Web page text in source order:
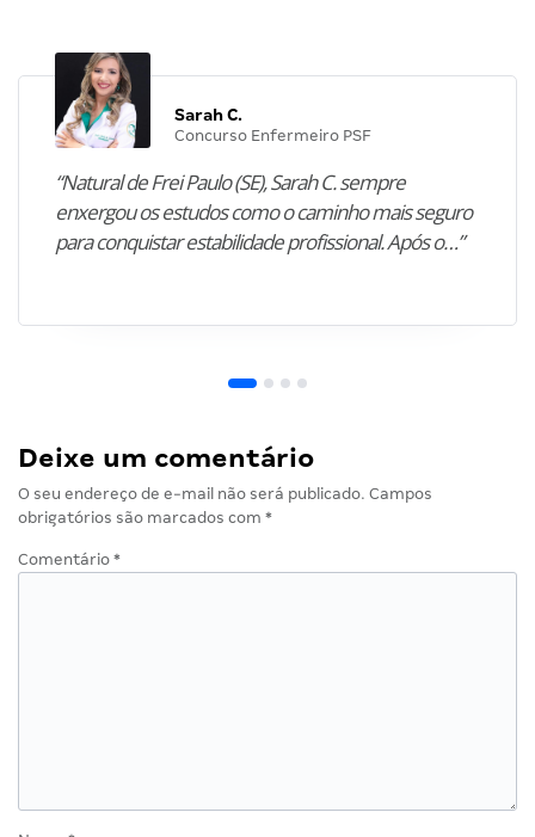
Sarah C.
Concurso Enfermeiro PSF
“Natural de Frei Paulo (SE), Sarah C. sempre
enxergou os estudos como o caminho mais seguro
para conquistar estabilidade profissional. Após o…”
Deixe um comentário
O seu endereço de e-mail não será publicado. Campos
obrigatórios são marcados com *
Comentário *